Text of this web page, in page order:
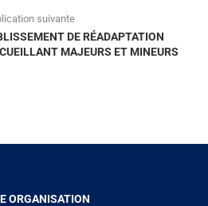
suivante
DE RÉADAPTATION
MAJEURS ET MINEURS
ORGANISATION